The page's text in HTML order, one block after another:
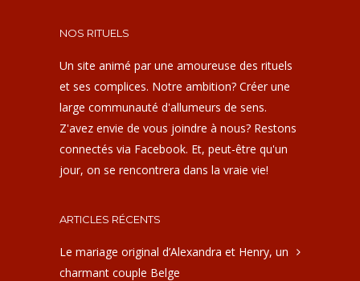
NOS RITUELS
Un site animé par une amoureuse des rituels
et ses complices. Notre ambition? Créer une
large communauté d'allumeurs de sens.
Z'avez envie de vous joindre à nous? Restons
connectés via Facebook. Et, peut-être qu'un
jour, on se rencontrera dans la vraie vie!
ARTICLES RÉCENTS
Le mariage original d’Alexandra et Henry, un
charmant couple Belge